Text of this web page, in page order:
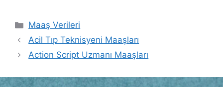
Kategoriler
Maaş Verileri
Acil Tıp Teknisyeni Maaşları
Action Script Uzmanı Maaşları